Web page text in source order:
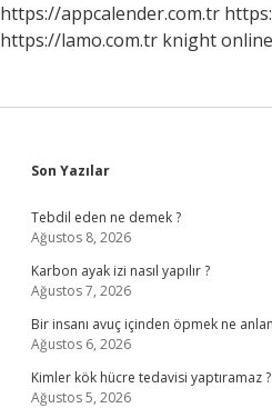
https://appcalender.com.tr
https://lamo.com.tr knight online
Sidebar
Son Yazılar
Tebdil eden ne demek ?
Ağustos 8, 2026
Karbon ayak izi nasıl yapılır ?
Ağustos 7, 2026
Bir insanı avuç içinden öpmek ne
Ağustos 6, 2026
Kimler kök hücre tedavisi yaptıramaz ?
Ağustos 5, 2026